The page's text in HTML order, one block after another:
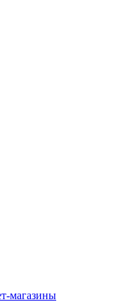
магазины